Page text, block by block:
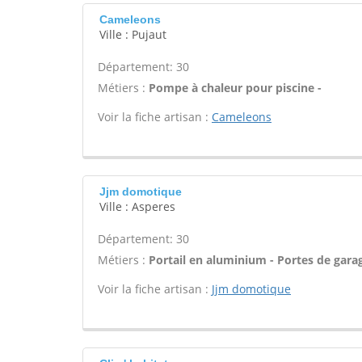
Cameleons
Ville : Pujaut
Département: 30
Métiers : Pompe à chaleur pour piscine -
Voir la fiche artisan : Cameleons
Jjm domotique
Ville : Asperes
Département: 30
Métiers : Portail en aluminium - Portes de
Voir la fiche artisan : Jjm domotique